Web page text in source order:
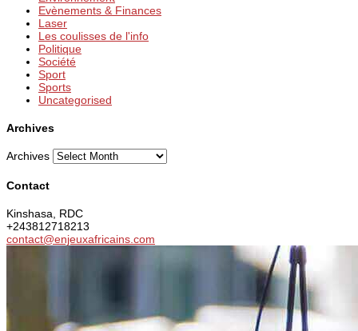
Evènements & Finances
Laser
Les coulisses de l'info
Politique
Société
Sport
Sports
Uncategorised
Archives
Archives
Contact
Kinshasa, RDC
+243812718213
contact@enjeuxafricains.com